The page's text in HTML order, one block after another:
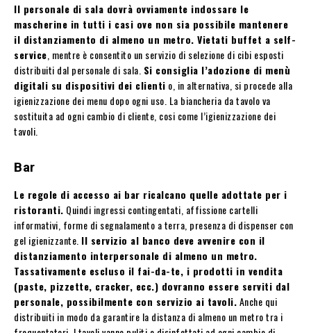
Il personale di sala dovrà ovviamente indossare le
mascherine in tutti i casi ove non sia possibile mantenere
il distanziamento di almeno un metro. Vietati buffet a self-
service , mentre è consentito un servizio di selezione di cibi esposti
distribuiti dal personale di sala. Si consiglia l’adozione di menù
digitali su dispositivi dei clienti o, in alternativa, si procede alla
igienizzazione dei menu dopo ogni uso. La biancheria da tavolo va
sostituita ad ogni cambio di cliente, cosi come l’igienizzazione dei
tavoli.
Bar
Le regole di accesso ai bar ricalcano quelle adottate per i
ristoranti. Quindi ingressi contingentati, affissione cartelli
informativi, forme di segnalamento a terra, presenza di dispenser con
gel igienizzante. Il servizio al banco deve avvenire con il
distanziamento interpersonale di almeno un metro.
Tassativamente escluso il fai-da-te, i prodotti in vendita
(paste, pizzette, cracker, ecc.) dovranno essere serviti dal
personale, possibilmente con servizio ai tavoli.Anche qui
distribuiti in modo da garantire la distanza di almeno un metro tra i